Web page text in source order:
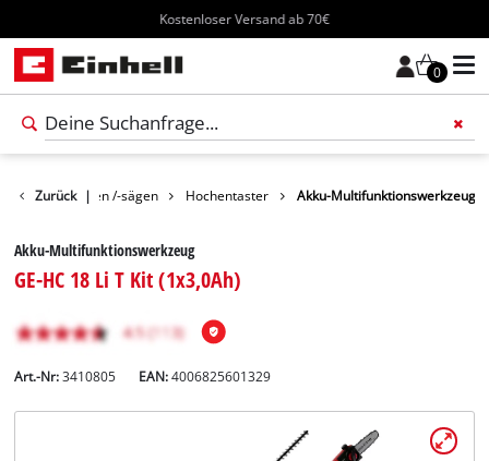
Kostenloser Versand ab 70€
0
Zurück |
Gartenscheren /-sägen Hochentaster Akku-Multifunktionswerkzeug
Akku-Multifunktionswerkzeug
GE-HC 18 Li T Kit (1x3,0Ah)
Art.-Nr: 3410805 EAN:4006825601329